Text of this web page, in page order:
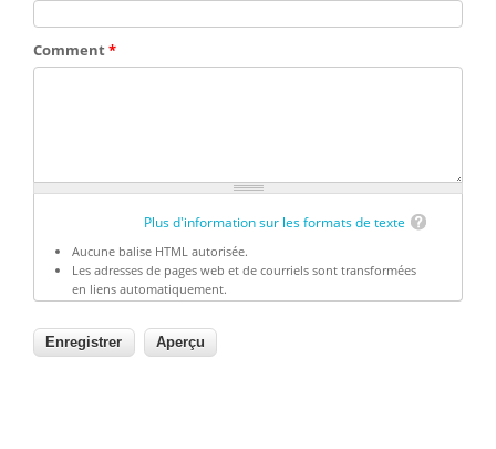
Comment*
Plus d'information sur les formats de texte
Aucune balise HTML autorisée.
Les adresses de pages web et de courriels sont transformées
en liens automatiquement.